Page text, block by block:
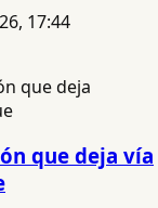
17:44
que deja vía